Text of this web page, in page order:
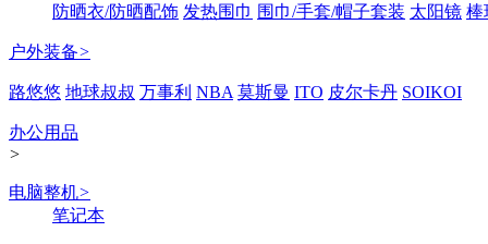
防晒衣/防晒配饰 发热围巾 围巾/手套/帽子套装 太阳镜 棒
户外装备>
路悠悠 地球叔叔 万事利 NBA 莫斯曼 ITO 皮尔卡丹 SOIKOI
办公用品
>
电脑整机>
笔记本